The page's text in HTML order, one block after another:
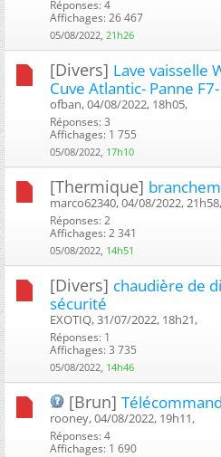
Réponses: 4
Affichages: 26 467
05/08/2022, 21h26
[Divers] Lave vaisselle
Cuve Atlantic- Panne F7-
ofban, 04/08/2022, 18h05, ‎
Réponses: 3
Affichages: 1 755
05/08/2022, 17h10
[Thermique]
marco62340, 04/08/2022, 21h58, ‎
Réponses: 2
Affichages: 2 341
05/08/2022, 14h51
[Divers] chaudière de
sécurité
EXOTIQ, 31/07/2022, 18h21, ‎
Réponses: 1
Affichages: 3 735
05/08/2022, 14h46
[Brun]
rooney, 04/08/2022, 19h11, ‎
Réponses: 4
Affichages: 1 690